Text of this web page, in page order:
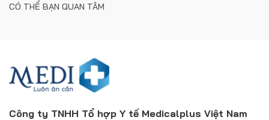
CÓ THỂ BẠN QUAN TÂM
Công ty TNHH Tổ hợp Y tế Medicalplus Việt Nam